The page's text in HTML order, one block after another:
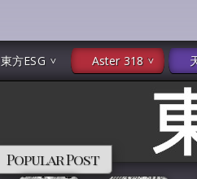
東方ESG Aster 318
Popular Post